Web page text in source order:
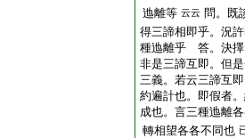
迆離等 云云 問。既
得三諦相即乎。況
種迆離乎 答。決擇
非是三諦互即。但
三義。若云三諦互
約遍計也。即假者
成也。言三種迆離
轉相望各各不同也